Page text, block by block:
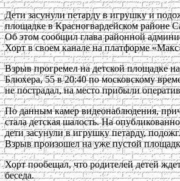
Дети засунули петарду в игрушку и
площадке в Красногвардейском районе
Об этом сообщил глава районной
Хорт в своем канале на платформе
Взрыв прогремел на детской площадке
Блюхера, 55 в 20:40 по московскому
не пострадал, на место прибыли
По данным камер видеонаблюдения,
стала детская шалость. На
дети засунули в игрушку петарду,
Взрыв произошел на уже пустой
Хорт пообещал, что родителей детей
беседа.